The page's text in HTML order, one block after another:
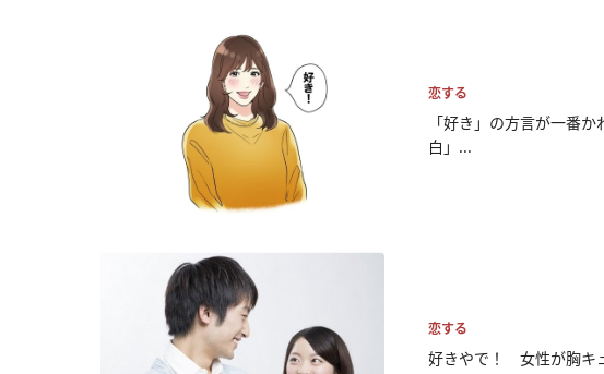
恋する
「好き」の方言が一番
白」...
恋する
好きやで！ 女性が胸キ